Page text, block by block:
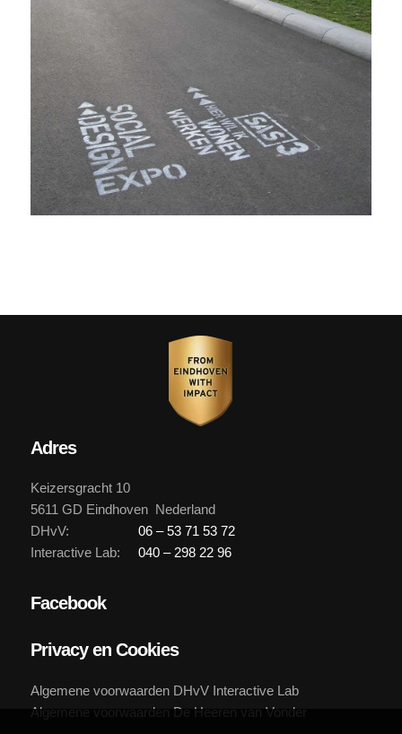
Adres
Keizersgracht 10
5611 GD Eindhoven Nederland
DHvV:
06 – 53 71 53 72
Interactive Lab:
040 – 298 22 96
Facebook
Privacy en Cookies
Algemene voorwaarden DHvV Interactive Lab
Algemene voorwaarden De Heeren van Vonder